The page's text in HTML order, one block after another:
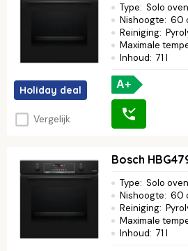
Holiday deal
Vergelijk
Type: Solo oven
Nishoogte: 60
Reiniging:
Maximale
Inhoud: 71 l
A+
Bosch
Type: Solo oven
Nishoogte: 60
Reiniging:
Maximale
Inhoud: 71 l